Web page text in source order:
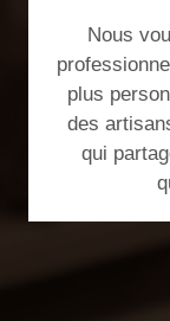
Nous
plus
des
qui